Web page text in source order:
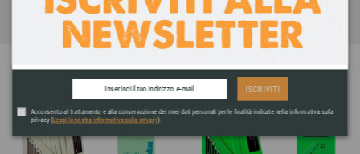
32,30 €
tagliatartufi in acciaio
32,30 €
37,70 €
retrò piccolo
37,70 €
ISCRIVITI
Acconsento al trattamento e alla conservazione dei miei dati personali per le finalità indicate nella informativa sulla
privacy (Leggi la nostra informativa sulla privacy).